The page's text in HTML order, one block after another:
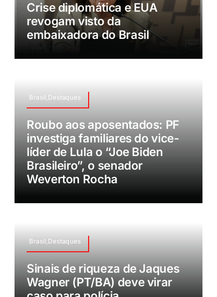
Crise diplomática e EUA
revogam visto da
embaixadora do Brasil
Brasil,Destaques
Roubo aos aposentados: PF
investiga familiares do vice-
líder de Lula o “Joe Biden
Brasileiro”, o senador
Weverton Rocha
Brasil,Destaques
Sinais de riqueza de Jaques
Wagner (PT/BA) deve virar